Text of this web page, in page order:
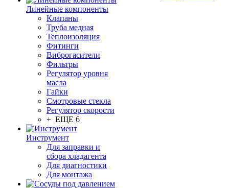
Линейные компоненты
Клапаны
Труба медная
Теплоизоляция
Фитинги
Виброгасители
Фильтры
Регулятор уровня
масла
Гайки
Смотровые стекла
Регулятор скорости
+ ЕЩЕ 6
Инструмент
Для заправки и
сбора хладагента
Для диагностики
Для монтажа